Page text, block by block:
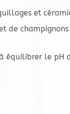
et
de
équilibrer le pH